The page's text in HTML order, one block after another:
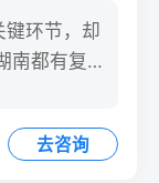
键环节，却
南都有复读
去咨询